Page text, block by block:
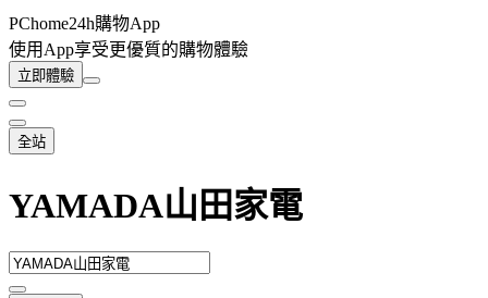
PChome24h購物App
使用App享受更優質的購物體驗
立即體驗
全站
YAMADA山田家電